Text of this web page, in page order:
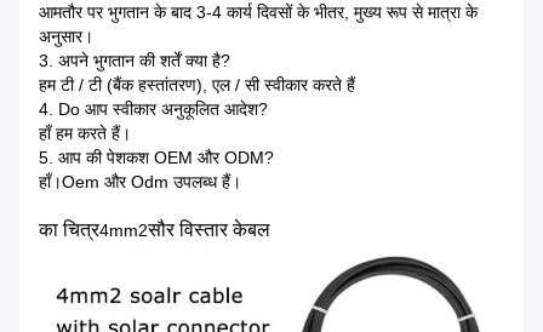
आमतौर पर भुगतान के बाद 3-4 कार्य दिवसों के भीतर, मुख्य रूप से मात्रा के
अनुसार।
3. अपने भुगतान की शर्तें क्या है?
हम टी / टी (बैंक हस्तांतरण), एल / सी स्वीकार करते हैं
4. Do आप स्वीकार अनुकूलित आदेश?
हाँ हम करते हैं।
5. आप की पेशकश OEM और ODM?
हाँ।Oem और Odm उपलब्ध हैं।
का चित्र4mm2सौर विस्तार केबल